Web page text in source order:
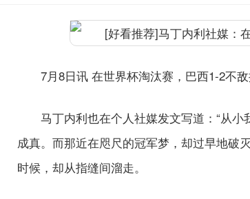
7月8日讯 在世界杯淘汰赛，巴西1-2不敌
马丁内利也在个人社媒发文写道：“从
成真。而那近在咫尺的冠军梦，却过早地破
时候，却从指缝间溜走。